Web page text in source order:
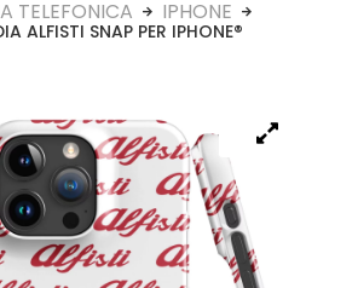
TELEFONICA IPHONE
ALFISTI SNAP PER IPHONE®